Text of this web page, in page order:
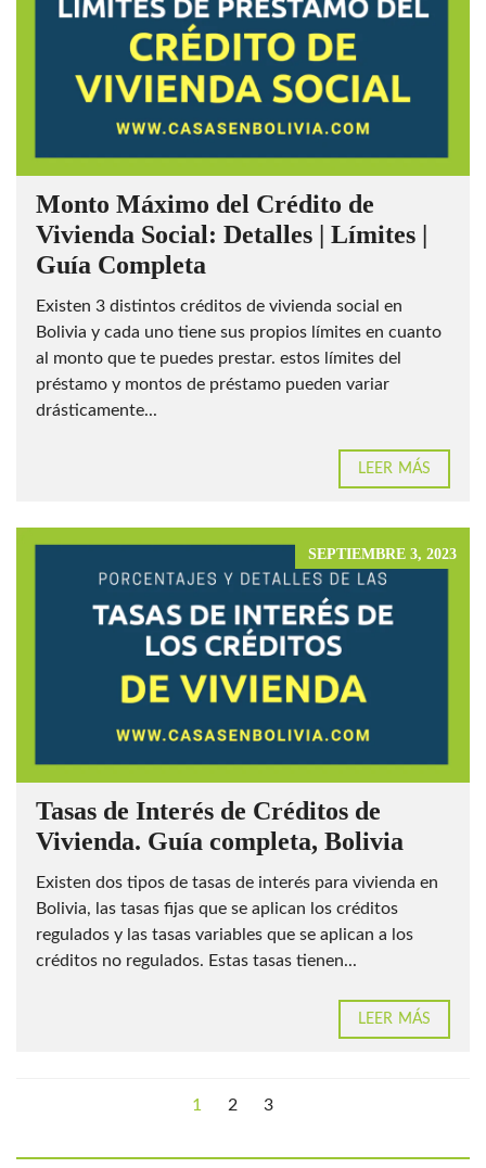
Monto Máximo del Crédito de
Vivienda Social: Detalles | Límites |
Guía Completa
Existen 3 distintos créditos de vivienda social en
Bolivia y cada uno tiene sus propios límites en cuanto
al monto que te puedes prestar. estos límites del
préstamo y montos de préstamo pueden variar
drásticamente...
LEER MÁS
SEPTIEMBRE 3, 2023
Tasas de Interés de Créditos de
Vivienda. Guía completa, Bolivia
Existen dos tipos de tasas de interés para vivienda en
Bolivia, las tasas fijas que se aplican los créditos
regulados y las tasas variables que se aplican a los
créditos no regulados. Estas tasas tienen...
LEER MÁS
1 2 3